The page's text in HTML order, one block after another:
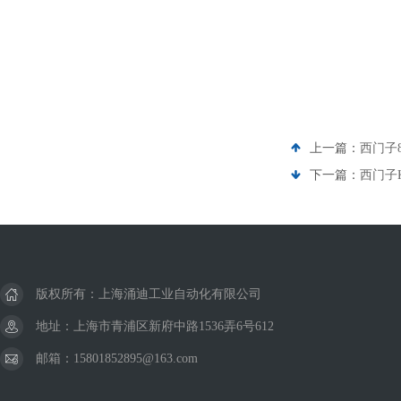
上一篇： 西门子
下一篇： 西门子
版权所有：上海涌迪工业自动化有限公司
地址：上海市青浦区新府中路1536弄6号612
邮箱：15801852895@163.com